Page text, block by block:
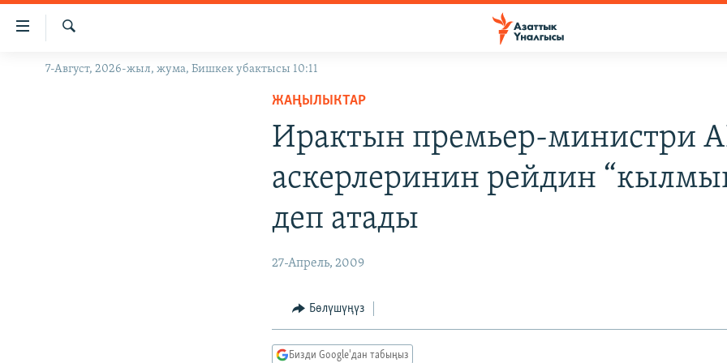
Линктер
Мазмунга
Навигацияга
ЖАҢЫЛЫКТАР
Издөө
7-Август, 2026-жыл, жума, Бишкек убактысы 10:11
ЖАҢЫЛЫКТАР
Ирактын премьер-министри
аскерлеринин рейдин
деп атады
27-Апрель, 2009
Бөлүшүңүз
Бизди Google'дан табыңыз